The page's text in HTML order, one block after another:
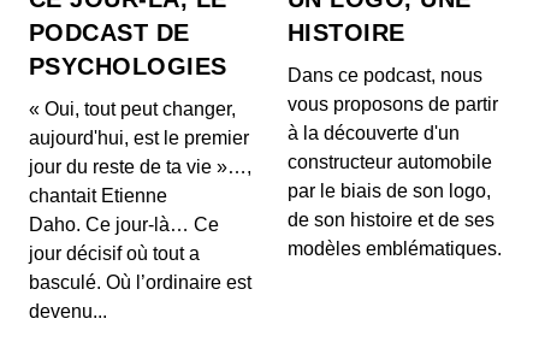
Comment OpenAI devient un assistant
à la recherche en Maths
00:03:04 - IL Y A 1 MOIS
Aujourd'hui, on ne va pas parler de génération de
texte ou de simples résumés de réunions, mais d...
Intelligence artificielle : la presse
française réclame 80 millions d’euros à
Brave
00:03:14 - IL Y A 1 MOIS
Aujourd'hui, nous décortiquons ce qui s'annonce
europ...
PODCAST DE
PSYCHOLOGIES
« Oui, tout peut changer,
aujourd'hui, est le premier
jour du reste de ta vie »…,
chantait Etienne
Daho. Ce jour-là… Ce
jour décisif où tout a
basculé. Où l’ordinaire est
devenu...
HISTOIRE
Dans ce podcast, nous
vous proposons de partir
à la découverte d'un
constructeur automobile
par le biais de son logo,
de son histoire et de ses
modèles emblématiques.